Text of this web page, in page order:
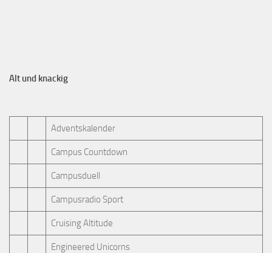
Alt und knackig
Adventskalender
Campus Countdown
Campusduell
Campusradio Sport
Cruising Altitude
Engineered Unicorns